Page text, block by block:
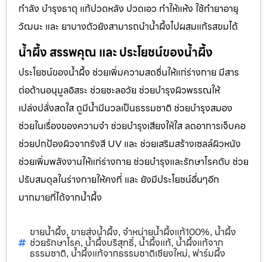
กำลัง บำรุงธาตุ แก้ปวดหลัง ปวดเอว ทำให้แห้ง ใช้ทำยาอายุ
วัฒนะ และ ยาบางตัวยังสามารถนำน้ำผึ้งไปผสมแก้รสขมได้
น้ำผึ้ง สรรพคุณ และ ประโยชน์ของน้ำผึ้ง
ประโยชน์ของน้ำผึ้ง ช่วยเพิ่มความสดชื่นให้แก่ร่างกาย มีสาร
ต่อต้านอนุมูลอิสระ ช่วยชะลอวัย ช่วยบำรุงผิวพรรณให้
เปล่งปลั่งสดใส ดูมีน้ำมีนวลเป็นธรรมชาติ ช่วยบำรุงสมอง
ช่วยในเรื่องของความจำ ช่วยบำรุงเสียงให้ใส ลดอาการเจ็บคอ
ช่วยปกป้องผิวจากรังสี UV และ ช่วยเสริมสร้างเซลล์ผิวหนัง
ช่วยเพิ่มพลังงานให้แก่ร่างกาย ช่วยบำรุงและรักษาโรคตับ ช่วย
ปรับสมดุลในร่างกายให้คงที่ และ ยังมีประโยชน์อื่นๆอีก
มากมายที่ได้จากน้ำผึ้ง
ขายน้ำผึ้ง, ขายส่งน้ำผึ้ง, จำหน่ายน้ำผึ้งแท้100%, น้ำผึ้ง
ช่วยรักษาโรค, น้ำผึ้งบริสุทธิ์, น้ำผึ้งแท้, น้ำผึ้งแท้จาก
ธรรมชาติ, น้ำผึ้งแท้จากธรรมชาติเชียงใหม่, ฟาร์มผึ้ง